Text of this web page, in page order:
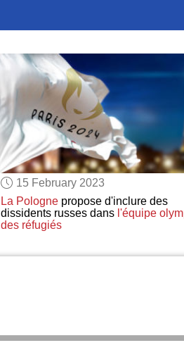
15 February 2023
La Polognepropose d'inclure des
dissidents russes dans l'équipe
des réfugiés